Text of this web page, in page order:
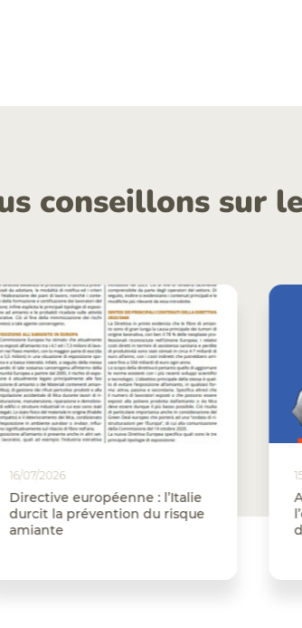
conseillons sur
: l’Italie
du risque
APR et